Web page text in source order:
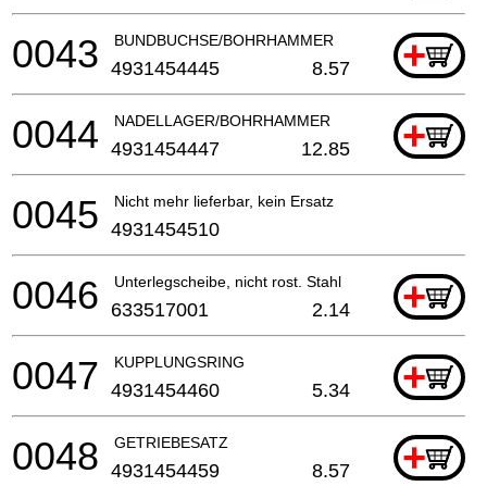
BUNDBUCHSE/BOHRHAMMER +
0043 4931454445 8.57
NADELLAGER/BOHRHAMMER +
0044 4931454447 12.85
Nicht mehr lieferbar, kein Ersatz
0045 4931454510
Unterlegscheibe, nicht rost. Stahl +
0046 633517001 2.14
KUPPLUNGSRING +
0047 4931454460 5.34
GETRIEBESATZ +
0048 4931454459 8.57